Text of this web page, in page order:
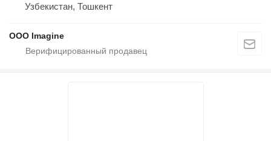
Узбекистан, Тошкент
OOO Imagine